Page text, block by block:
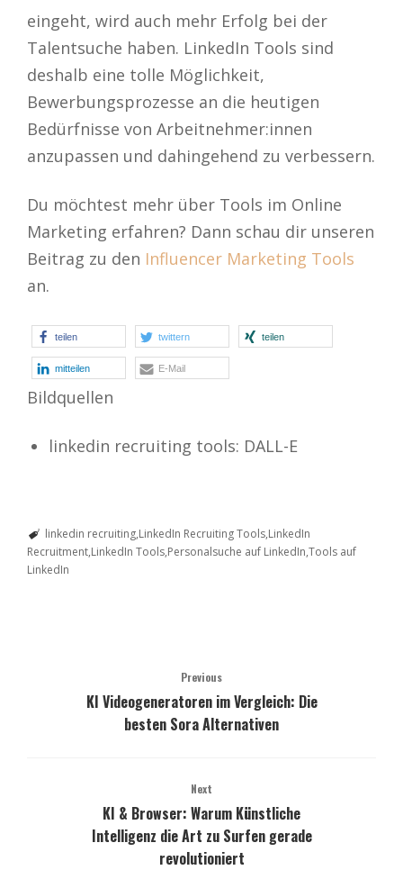
eingeht, wird auch mehr Erfolg bei der
Talentsuche haben. LinkedIn Tools sind
deshalb eine tolle Möglichkeit,
Bewerbungsprozesse an die heutigen
Bedürfnisse von Arbeitnehmer:innen
anzupassen und dahingehend zu verbessern.
Du möchtest mehr über Tools im Online
Marketing erfahren? Dann schau dir unseren
Beitrag zu den Influencer Marketing Tools
an.
teilen twittern teilen
mitteilen E-Mail
Bildquellen
linkedin recruiting tools: DALL-E
linkedin recruiting LinkedIn Recruiting Tools LinkedIn
Recruitment LinkedIn Tools Personalsuche auf LinkedIn Tools auf
LinkedIn
Previous
KI Videogeneratoren im Vergleich: Die
besten Sora Alternativen
Next
KI & Browser: Warum Künstliche
Intelligenz die Art zu Surfen gerade
revolutioniert